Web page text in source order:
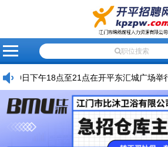
站
页
员
录
员
册
聘
息
才
息
级
索
业
页
届
就
业
推
新
讯
系
们
职位搜索
日下午18点至21点在开平东汇城广场举行